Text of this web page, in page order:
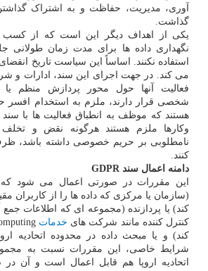
آوری، مدیریت، حفاظت و به اشتراک گذاشتن
گذاشت.
یکی از اهداف دیگر این است که از کسب
نگهداری داده ها برای مدت زمان طولانی
استفاده نکنند. اساساً این سیاست تاریخ
می کند. در جهت اجرای این سند، ادارات
فعالیت آنها حول محور پردازش منظم یا
وکارها ملزم هستند هرگونه نقض و تخلف
کنند.
دامنه اعمال سند GDPR
این مقررات در صورتی اعمال می شود که
(سازمان یا مرکزی که داده ها را از کاربران
کند) یا پردازنده (مجموعه ای که اطلاعات
کنترل کننده مانند شرکت های خدمات
کند) و یا مبحث داده در محدوده اتحادیه
شرایط خاصی، این مقررات نسبت به
اتحادیه اروپا هم قابل اعمال است و آن